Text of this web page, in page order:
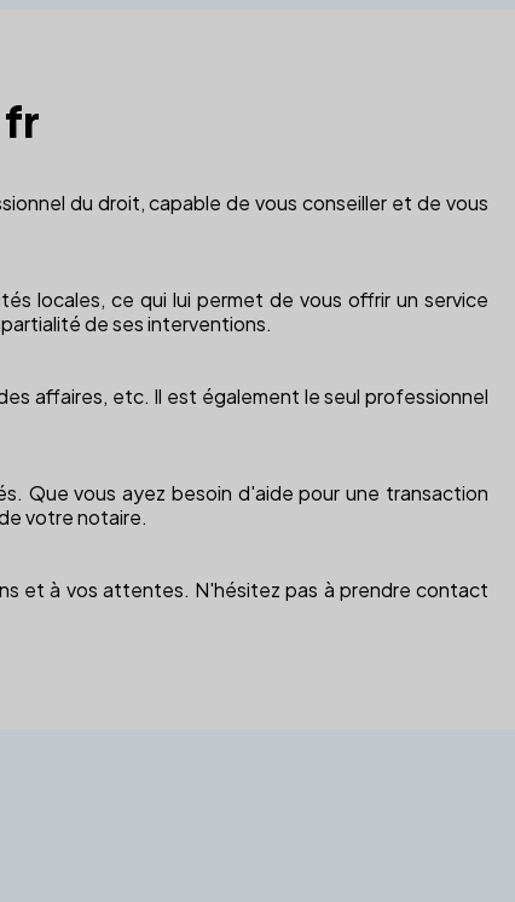
du droit, capable de vous conseiller et de vous
locales, ce qui lui permet de vous offrir un service
de ses interventions.
affaires, etc. Il est également le seul professionnel
Que vous ayez besoin d'aide pour une transaction
votre notaire.
et à vos attentes. N'hésitez pas à prendre contact